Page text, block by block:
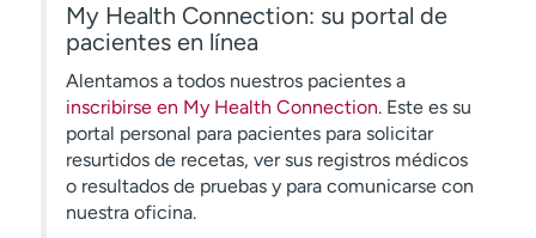
Manejo de la menopausia
Dolor pélvico endometriosis
My Health Connection: su portal de
pacientes en línea
Alentamos a todos nuestros pacientes a
inscribirse en My Health Connection. Este es su
portal personal para pacientes para solicitar
resurtidos de recetas, ver sus registros médicos
o resultados de pruebas y para comunicarse con
nuestra oficina.